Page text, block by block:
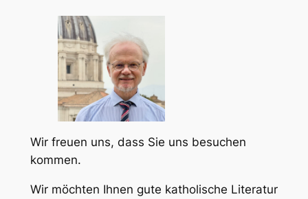
Wir freuen uns, dass Sie uns besuchen
kommen.
Wir möchten Ihnen gute katholische Literatur